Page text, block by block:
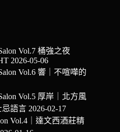
Vol.7 桶強之夜
2026-05-06
Vol.6 響｜不喧嘩的
Vol.5 厚岸｜北方風
忌語言 2026-02-17
Vol.4｜達文西酒莊精